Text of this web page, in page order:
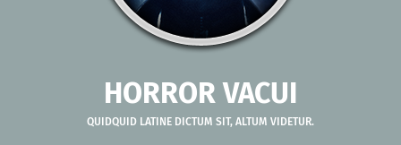
HORROR VACUI
QUIDQUID LATINE DICTUM SIT, ALTUM VIDETUR.